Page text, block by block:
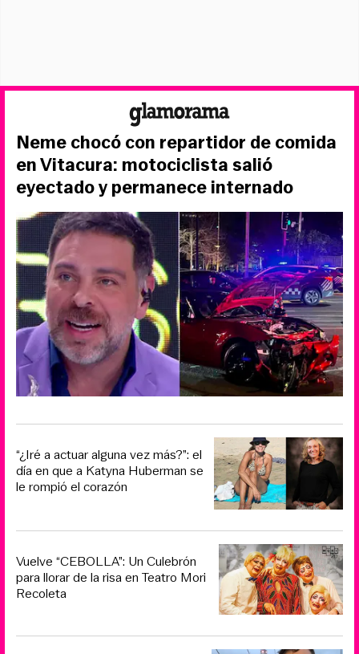
Neme chocó con repartidor de comida
en Vitacura: motociclista salió
eyectado y permanece internado
“¿Iré a actuar alguna vez más?”: el
día en que a Katyna Huberman se
le rompió el corazón
Vuelve “CEBOLLA”: Un Culebrón
para llorar de la risa en Teatro Mori
Recoleta